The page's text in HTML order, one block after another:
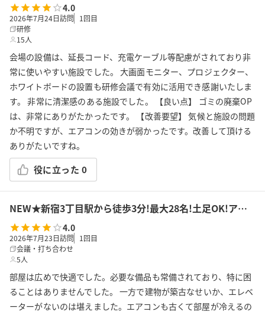
4.0
2026年7月24日訪問 1 回目
研修
15人
会場の設備は、延長コード、充電ケーブル等配慮がされており非
常に使いやすい施設でした。 大画面モニター、プロジェクター、
ホワイトボードの設置も研修会議で有効に活用でき感謝いたしま
す。 非常に清潔感のある施設でした。 【良い点】 ゴミの廃棄OP
は、非常にありがたかったです。 【改善要望】 気候と施設の問題
か不明ですが、エアコンの効きが弱かったです。改善して頂ける
ありがたいですね。
役に立った 0
NEW★新宿3丁目駅から徒歩3分!最大28名!土足OK!アルコール可!会議/セミナー/懇親会/パーティー/ボドゲ/推し活/女子会等で利用可能!貸会議室KS9新宿
4.0
2026年7月23日訪問 1 回目
会議・打ち合わせ
5人
部屋は広めで快適でした。必要な備品も常備されており、特に困
ることはありませんでした。 一方で建物が築古なせいか、エレベ
ーターがないのは堪えました。エアコンも古くて部屋が冷えるの